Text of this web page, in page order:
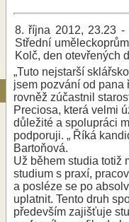
8. října 2012, 23.23
Střední
Kolč, den otevřených
„Tuto nejstarší
jsem pozvání od pana
rovněž zúčastnil
Preciosa, která velmi
důležité a spolupráci
podporuji. „ Říká
Bartoňová.
Už během studia totiž
studium s praxí,
a posléze se po
uplatnit. Tento druh
především zajišťuje